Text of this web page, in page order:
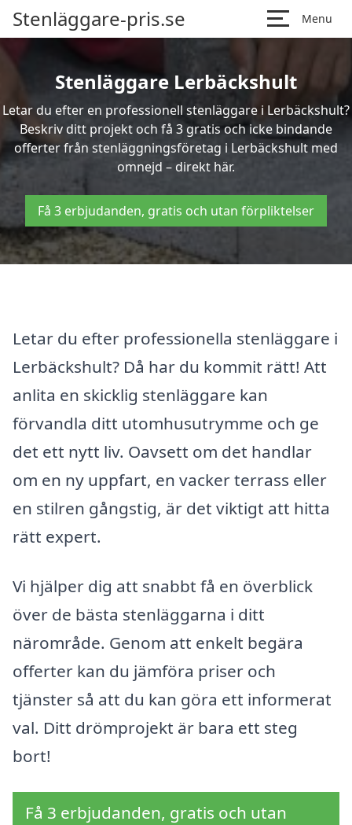
Stenläggare-pris.se Menu
Stenläggare Lerbäckshult
Letar du efter en professionell stenläggare i Lerbäckshult?
Beskriv ditt projekt och få 3 gratis och icke bindande
offerter från stenläggningsföretag i Lerbäckshult med
omnejd – direkt här.
Få 3 erbjudanden, gratis och utan förpliktelser
Letar du efter professionella stenläggare i
Lerbäckshult? Då har du kommit rätt! Att
anlita en skicklig stenläggare kan
förvandla ditt utomhusutrymme och ge
det ett nytt liv. Oavsett om det handlar
om en ny uppfart, en vacker terrass eller
en stilren gångstig, är det viktigt att hitta
rätt expert.
Vi hjälper dig att snabbt få en överblick
över de bästa stenläggarna i ditt
närområde. Genom att enkelt begära
offerter kan du jämföra priser och
tjänster så att du kan göra ett informerat
val. Ditt drömprojekt är bara ett steg
bort!
Få 3 erbjudanden, gratis och utan